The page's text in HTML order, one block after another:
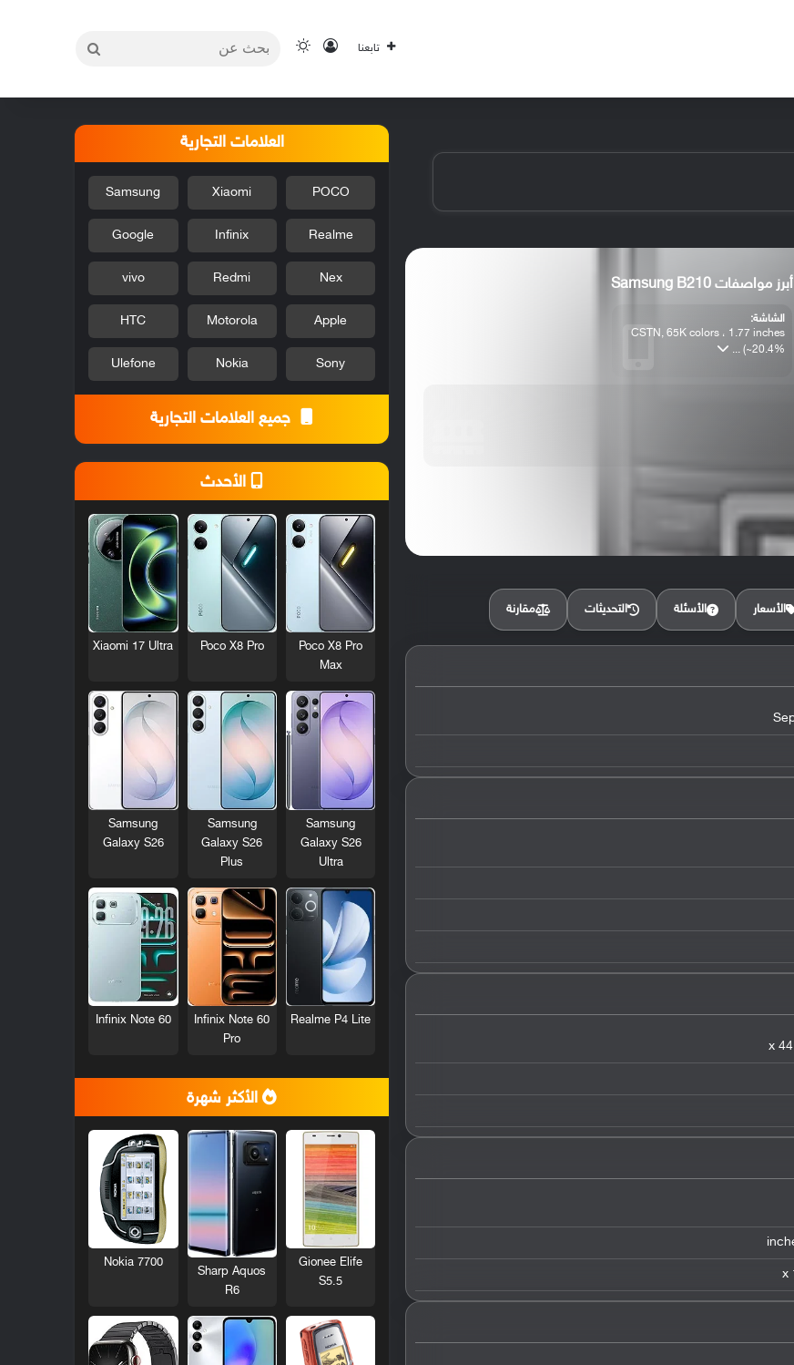
تابعنا تسجيل الدخول
الوضع المظلم
أبرز مواصفات Samsung B210
الشاشة:
CSTN, 65K colors ، 1.77 inches
(~20.4% ...
الأسعار الأسئلة التحديثات مقارنة
العلامات التجارية
POCO
Xiaomi
Samsung
Realme
Infinix
Google
Nex
Redmi
vivo
Apple
Motorola
HTC
Sony
Nokia
Ulefone
جميع العلامات التجارية
الأحدث
Poco X8 Pro
Max
Poco X8 Pro
Xiaomi 17 Ultra
Samsung
Galaxy S26
Ultra
Samsung
Galaxy S26
Plus
Samsung
Galaxy S26
Realme P4 Lite
Infinix Note 60
Pro
Infinix Note 60
الأكثر شهرة
Gionee Elife
S5.5
Sharp Aquos
R6
Nokia 7700